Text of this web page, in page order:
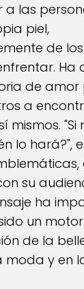
a las
piel,
de
Ha
de amor
a
mismos.
lo hará?",
su
ha
un
de la
moda y en